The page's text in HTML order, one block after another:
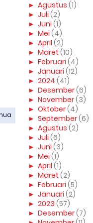
► Agustus (1)
► Juli (2)
► Juni (1)
► Mei (4)
► April (2)
► Maret (10)
► Februari (4)
► Januari (12)
► 2024 (41)
► Desember(6)
► November(3)
► Oktober(4)
► September(6)
► Agustus (2)
► Juli (6)
► Juni (3)
► Mei (1)
► April (1)
► Maret (2)
► Februari (5)
► Januari (2)
► 2023 (57)
► Desember(7)